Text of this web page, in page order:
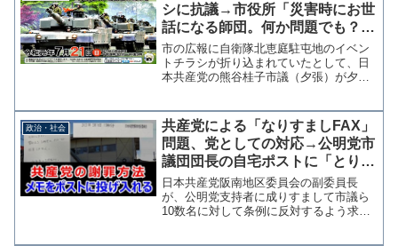
シに抗議→市役所「災害時にお世
話になる師団。何か問題でも？」
→イベント開催日市議ツイッター
は凍結
市の広報に自衛隊北恵庭駐屯地のイベン
トチラシが折り込まれていたとして、日
本共産党の熊谷桂子市議（夕張）が夕張
抗議したが「何か問題でも？」と一蹴さ
れ市長との面談要求も無視...
政治・社会
共産党による「なりすましFAX」
問題、党としての対応→公明党市
議団団長の自宅ポストに「とりあ
えず謝罪文を」と手書きメモを投
げ入れる
日本共産党阪南地区委員会の副委員長
が、公明党支持者に成りすまして市議ら
10数名に対して条例に反対するよう求め